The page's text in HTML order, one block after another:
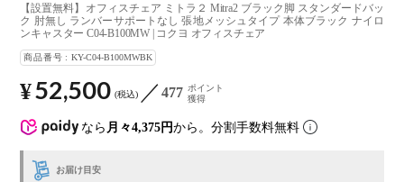
【設置無料】オフィスチェア ミトラ２ Mitra2 ブラック脚 スタンダードバッ
ク 肘無し ランバーサポートなし 張地メッシュタイプ 本体ブラック ナイロ
ンキャスター C04-B100MW | コクヨ オフィスチェア
商品番号 KY-C04-B100MWBK
なら 月々4,375円から。分割手数料無料
¥52,500 税込 477 ポイント
獲得
お届け目安